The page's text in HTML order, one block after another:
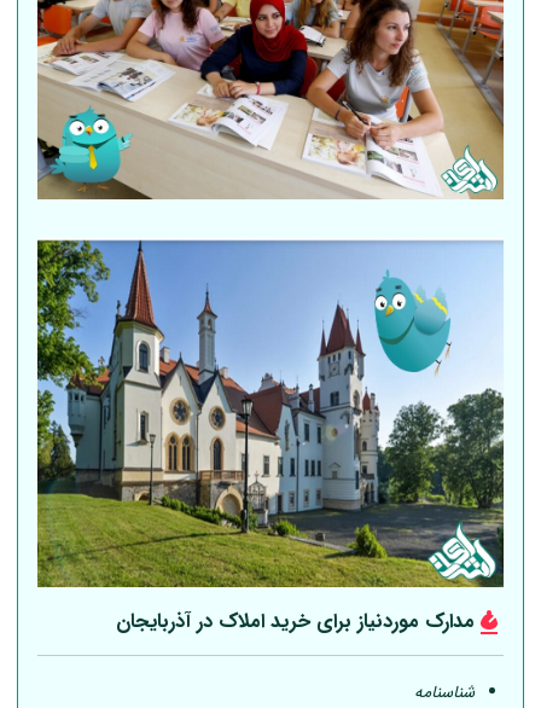
مدارک موردنیاز برای خرید املاک در آذربایجان
شناسنامه